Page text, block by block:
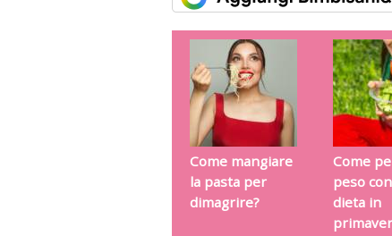
Come mangiare
la pasta per
dimagrire?
Come
peso
dieta in